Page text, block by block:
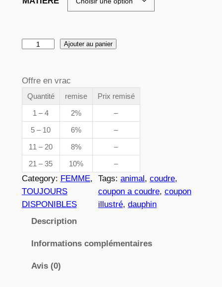
d
e
r
i
x
:
3
,
8
n
t
0
8
0
Ajouter au panier
Offre en vrac
Quantité remise
Prix remisé
1 – 4
2%
–
5 – 10
6%
–
11 – 20
8%
–
21 – 35
10% –
Category: FEMME
TOUJOURS
DISPONIBLES
Tags:animal, coudre
coupon a coudre, coupon
illustré, dauphin
Description
Informations complémentaires
Avis (0)